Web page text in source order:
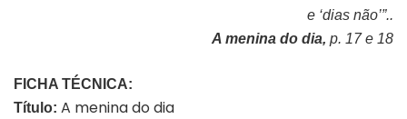
e ‘dias não’”..
A menina do dia, p. 17 e 18
FICHA TÉCNICA:
Título: A menina do dia